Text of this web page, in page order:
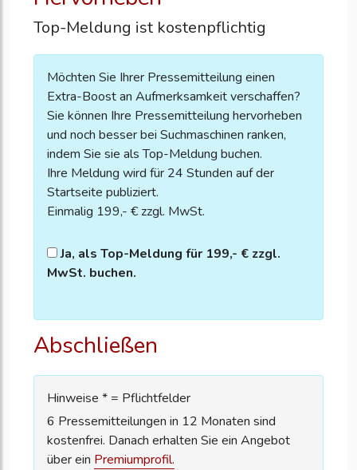
Top-Meldung ist kostenpflichtig
Möchten Sie Ihrer Pressemitteilung einen
Extra-Boost an Aufmerksamkeit verschaffen?
Sie können Ihre Pressemitteilung hervorheben
und noch besser bei Suchmaschinen ranken,
indem Sie sie als Top-Meldung buchen.
Ihre Meldung wird für 24 Stunden auf der
Startseite publiziert.
Einmalig 199,- € zzgl. MwSt.
Ja, als Top-Meldung für 199,- € zzgl.
MwSt. buchen.
Abschließen
Hinweise * = Pflichtfelder
6 Pressemitteilungen in 12 Monaten sind
kostenfrei. Danach erhalten Sie ein Angebot
über ein Premiumprofil.